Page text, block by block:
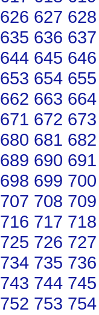
626 627 628
635 636 637
644 645 646
653 654 655
662 663 664
671 672 673
680 681 682
689 690 691
698 699 700
707 708 709
716 717 718
725 726 727
734 735 736
743 744 745
752 753 754